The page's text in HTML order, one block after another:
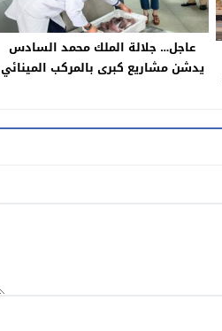
عاجل… جلالة الملك محمد السادس
يدشن مشاريع كبرى بالمركب المينائي